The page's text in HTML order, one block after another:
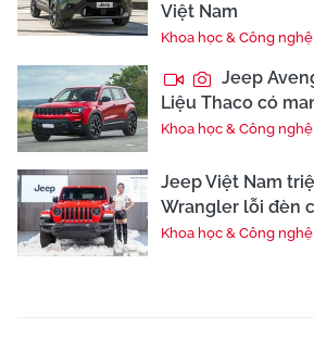
Việt Nam
Khoa học & Công nghệ
Jeep
Liệu Thaco có
Khoa học & Công nghệ
Jeep Việt Nam
Wrangler lỗi đèn
Khoa học & Công nghệ